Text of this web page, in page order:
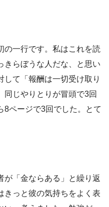
一行です。私はこれを読
きらぼうな人だな、と思い
して「報酬は一切受け取り
同じやりとりが冒頭で3回
8ページで3回でした。とて
「金ならある」と繰り返
きっと彼の気持ちをよく表